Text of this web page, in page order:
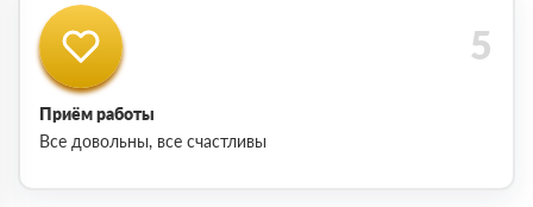
Приём работы
Все довольны, все счастливы